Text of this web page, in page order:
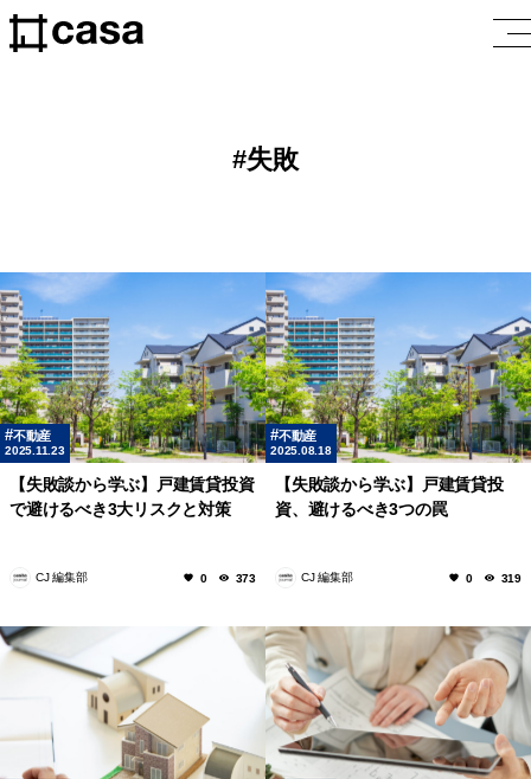
失敗
不動産
2025.11.23
【失敗談から学ぶ】戸建賃貸投資
で避けるべき3大リスクと対策
CJ 編集部 0 373
不動産
2025.08.18
【失敗談から学ぶ】戸建賃貸投
資、避けるべき3つの罠
CJ 編集部 0 319